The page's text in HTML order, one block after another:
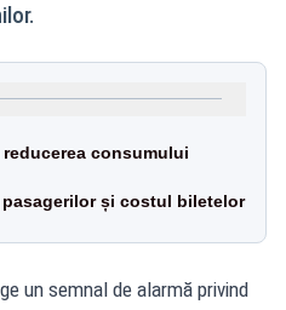
consumului
și costul biletelor
un semnal de alarmă privind